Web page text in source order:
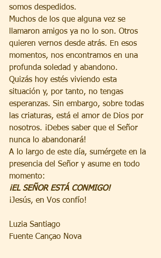
somos despedidos.
Muchos de los que alguna vez se
llamaron amigos ya no lo son. Otros
quieren vernos desde atrás. En esos
momentos, nos encontramos en una
profunda soledad y abandono.
Quizás hoy estés viviendo esta
situación y, por tanto, no tengas
esperanzas. Sin embargo, sobre todas
las criaturas, está el amor de Dios por
nosotros. ¡Debes saber que el Señor
nunca lo abandonará!
A lo largo de este día, sumérgete en la
presencia del Señor y asume en todo
momento:
¡EL SEÑOR ESTÁ CONMIGO!
¡Jesús, en Vos confío!
Luzia Santiago
Fuente Cançao Nova